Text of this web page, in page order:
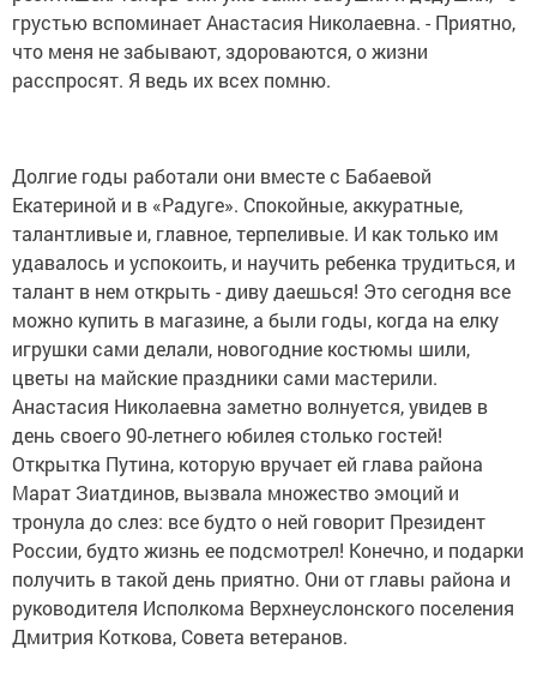
грустью вспоминает Анастасия Николаевна. - Приятно,
что меня не забывают, здороваются, о жизни
расспросят. Я ведь их всех помню.
Долгие годы работали они вместе с Бабаевой
Екатериной и в «Радуге». Спокойные, аккуратные,
талантливые и, главное, терпеливые. И как только им
удавалось и успокоить, и научить ребенка трудиться, и
талант в нем открыть - диву даешься! Это сегодня все
можно купить в магазине, а были годы, когда на елку
игрушки сами делали, новогодние костюмы шили,
цветы на майские праздники сами мастерили.
Анастасия Николаевна заметно волнуется, увидев в
день своего 90-летнего юбилея столько гостей!
Открытка Путина, которую вручает ей глава района
Марат Зиатдинов, вызвала множество эмоций и
тронула до слез: все будто о ней говорит Президент
России, будто жизнь ее подсмотрел! Конечно, и подарки
получить в такой день приятно. Они от главы района и
руководителя Исполкома Верхнеуслонского поселения
Дмитрия Коткова, Совета ветеранов.